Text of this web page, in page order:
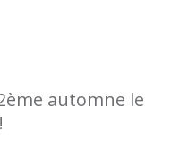
automne le